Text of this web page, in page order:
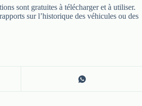
sont gratuites à télécharger et à utiliser.
sur l’historique des véhicules ou des